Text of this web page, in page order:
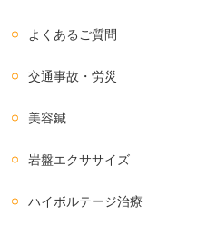
よくあるご質問
交通事故・労災
美容鍼
岩盤エクササイズ
ハイボルテージ治療